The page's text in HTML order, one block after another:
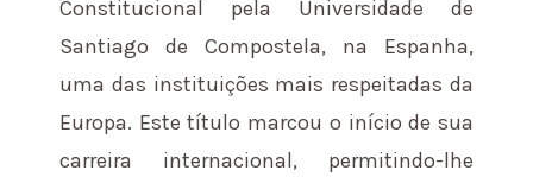
Constitucional pela Universidade de
Santiago de Compostela, na Espanha,
uma das instituições mais respeitadas da
Europa. Este título marcou o início de sua
carreira internacional, permitindo-lhe